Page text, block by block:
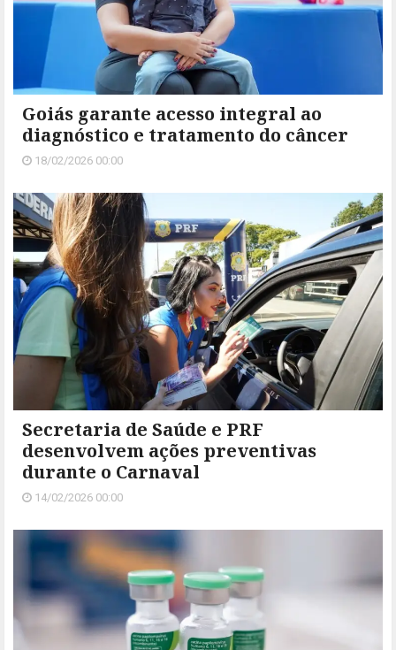
Goiás garante acesso integral ao
diagnóstico e tratamento do câncer
18/02/2026 00:00
Secretaria de Saúde e PRF
desenvolvem ações preventivas
durante o Carnaval
14/02/2026 00:00